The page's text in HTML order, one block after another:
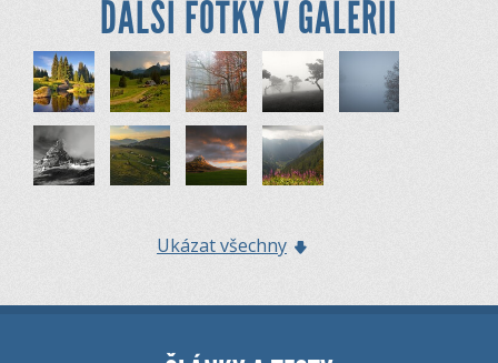
DALŠÍ FOTKY V GALERII
Ukázat všechny